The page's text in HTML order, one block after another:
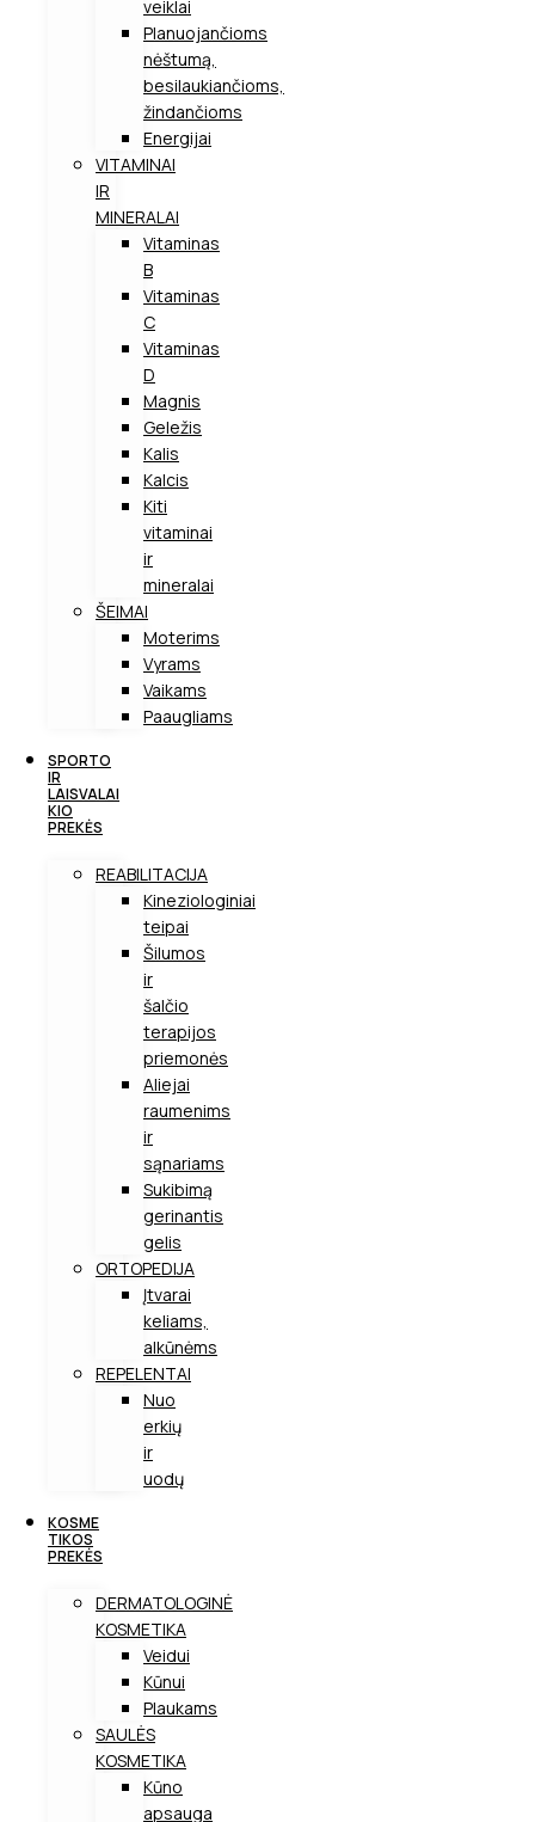
veiklai
Planuojančioms
nėštumą,
besilaukiančioms,
žindančioms
Energijai
VITAMINAI
IR
MINERALAI
Vitaminas
B
Vitaminas
C
Vitaminas
D
Magnis
Geležis
Kalis
Kalcis
Kiti
vitaminai
ir
mineralai
ŠEIMAI
Moterims
Vyrams
Vaikams
Paaugliams
SPORTO
IR
LAISVALAI
KIO
PREKĖS
REABILITACIJA
Kineziologiniai
teipai
Šilumos
ir
šalčio
terapijos
priemonės
Aliejai
raumenims
ir
sąnariams
Sukibimą
gerinantis
gelis
ORTOPEDIJA
Įtvarai
keliams,
alkūnėms
REPELENTAI
Nuo
erkių
ir
uodų
KOSME
TIKOS
PREKĖS
DERMATOLOGINĖ
KOSMETIKA
Veidui
Kūnui
Plaukams
SAULĖS
KOSMETIKA
Kūno
apsauga